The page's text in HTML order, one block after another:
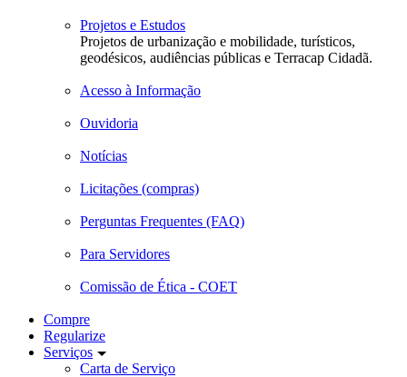
Projetos e Estudos
Projetos de urbanização e mobilidade, turísticos,
geodésicos, audiências públicas e Terracap Cidadã.
Acesso à Informação
Ouvidoria
Notícias
Licitações (compras)
Perguntas Frequentes (FAQ)
Para Servidores
Comissão de Ética - COET
Compre
Regularize
Serviços
Carta de Serviço